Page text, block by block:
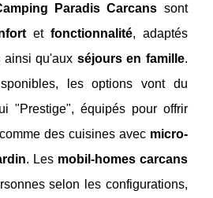
Paradis Carcans sont
et fonctionnalité, adaptés
ainsi qu'aux séjours en famille.
les options vont du
"Prestige", équipés pour offrir
des cuisines avec micro-
. Les mobil-homes carcans
selon les configurations,